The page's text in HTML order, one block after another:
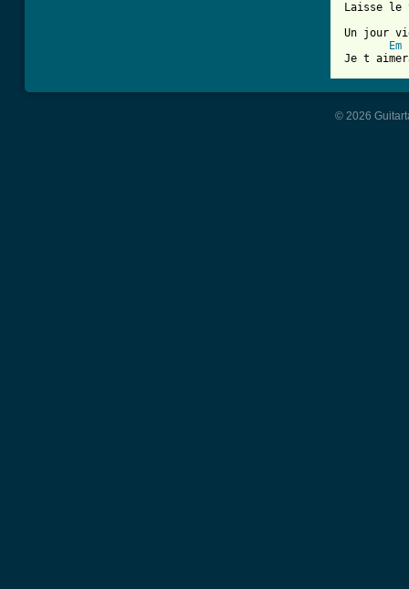
Laisse le
Un jour
Em
© 2026